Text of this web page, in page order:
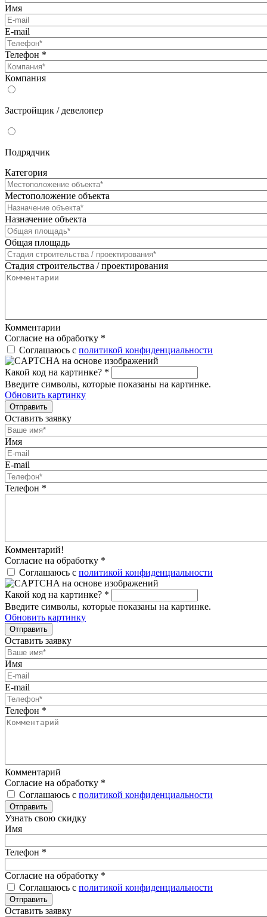
Имя
E-mail
Телефон *
Компания
Застройщик / девелопер
Подрядчик
Категория
Местоположение объекта
Назначение объекта
Общая площадь
Стадия строительства / проектирования
Комментарии
Согласие на обработку *
Соглашаюсь с политикой конфиденциальности
Какой код на картинке? *
Введите символы, которые показаны на картинке.
Обновить картинку
Отправить
Оставить заявку
Имя
E-mail
Телефон *
Комментарий!
Согласие на обработку *
Соглашаюсь с политикой конфиденциальности
Какой код на картинке? *
Введите символы, которые показаны на картинке.
Обновить картинку
Отправить
Оставить заявку
Имя
E-mail
Телефон *
Комментарий
Согласие на обработку *
Соглашаюсь с политикой конфиденциальности
Отправить
Узнать свою скидку
Имя
Телефон *
Согласие на обработку *
Соглашаюсь с политикой конфиденциальности
Отправить
Оставить заявку